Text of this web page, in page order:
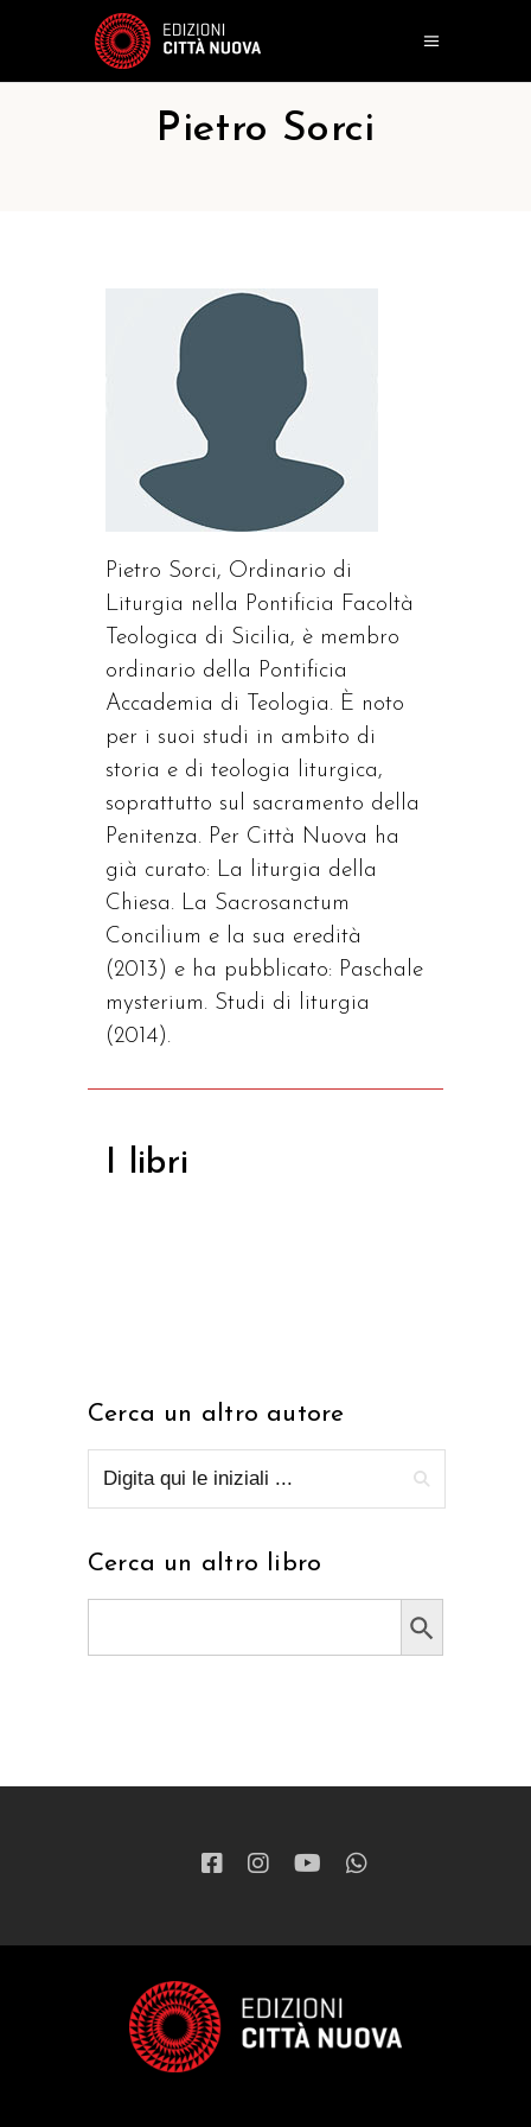
Pietro Sorci
Pietro Sorci, Ordinario di
Liturgia nella Pontificia Facoltà
Teologica di Sicilia, è membro
ordinario della Pontificia
Accademia di Teologia. È noto
per i suoi studi in ambito di
storia e di teologia liturgica,
soprattutto sul sacramento della
Penitenza. Per Città Nuova ha
già curato: La liturgia della
Chiesa. La Sacrosanctum
Concilium e la sua eredità
(2013) e ha pubblicato: Paschale
mysterium. Studi di liturgia
(2014).
I libri
Cerca un altro autore
Cerca un altro libro
Search Button